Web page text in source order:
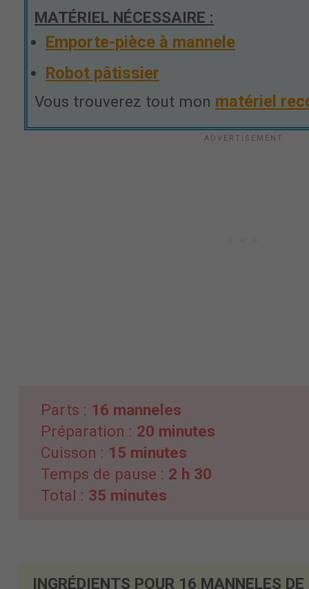
MATÉRIEL NÉCESSAIRE :
Emporte-pièce à mannele
Robot pâtissier
Vous trouverez tout mon matériel
Parts : 16 manneles
Préparation : 20 minutes
Cuisson : 15 minutes
Temps de pause : 2 h 30
Total : 35 minutes
INGRÉDIENTS POUR 16 MANNELES